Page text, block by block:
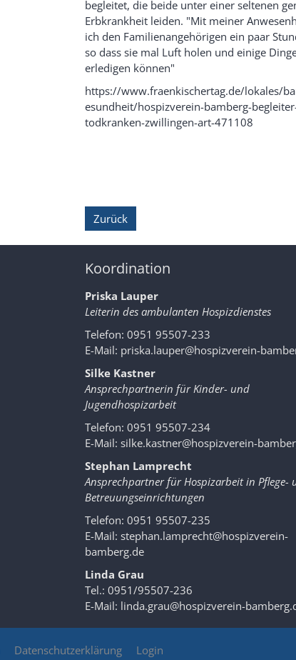
begleitet, die beide unter einer seltenen
Erbkrankheit leiden. "Mit meiner
ich den Familienangehörigen ein paar
so dass sie mal Luft holen und einige
erledigen können"
https://www.fraenkischertag.de/lokales/
esundheit/hospizverein-bamberg-
todkranken-zwillingen-art-471108
Zurück
Koordination
Priska Lauper
Leiterin des ambulanten Hospizdienstes
Telefon: 0951 95507-233
E-Mail: priska.lauper@hospizverein-
Silke Kastner
Ansprechpartnerin für Kinder- und
Jugendhospizarbeit
Telefon: 0951 95507-234
E-Mail: silke.kastner@hospizverein-
Stephan Lamprecht
Ansprechpartner für Hospizarbeit in Pflege-
Betreuungseinrichtungen
Telefon: 0951 95507-235
E-Mail: stephan.lamprecht@hospizverein-
bamberg.de
Linda Grau
Tel.: 0951/95507-236
E-Mail: linda.grau@hospizverein-
Datenschutzerklärung Login